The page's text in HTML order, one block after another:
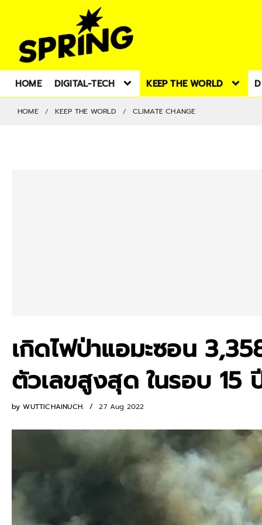
HOME DIGITAL-TECH KEEP THE WORLD
HOME KEEP THE WORLD CLIMATE CHANGE
เกิดไฟป่าแอมะซอน
ตัวเลขสูงสุด ในรอบ 15
by WUTTICHAINUCH. 27 Aug 2022